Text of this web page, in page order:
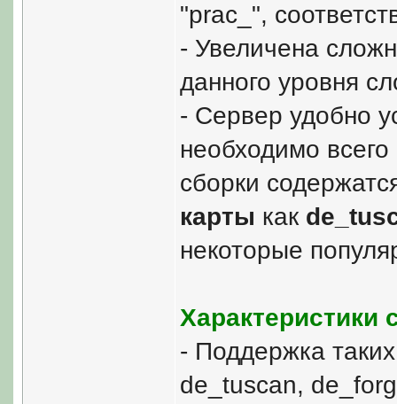
"prac_",
- Увеличена
данного уровня
- Сервер удобно
необходимо
сборки
карты как
некоторые
Характеристики
- Поддержка
de_tuscan,